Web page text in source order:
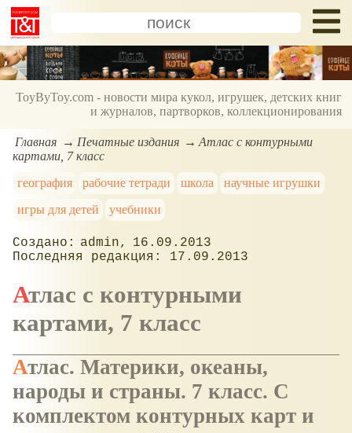
ToyByToy.com - новости мира кукол, игрушек, детских книг
и журналов, партворков, коллекционирования
Главная Печатные издания
Атлас с контурными
картами, 7 класс
география
рабочие тетради школа
научные игрушки
игры для детей
учебники
admin
16.09.2013
17.09.2013
Атлас с контурными
картами, 7 класс
Атлас. Материки, океаны,
народы и страны. 7 класс. С
комплектом контурных карт и